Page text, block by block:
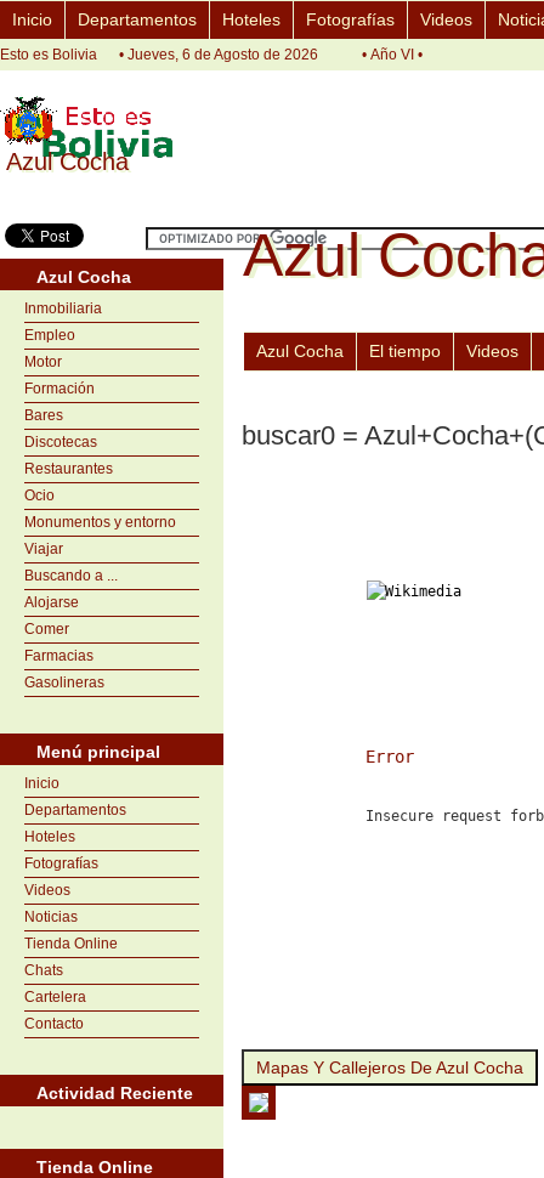
Azul Cocha
Azul Cocha
Inicio Departamentos Hoteles Fotografías Videos
Esto es Bolivia • Jueves, 6 de Agosto de 2026 • Año VI •
Azul Cocha
Inmobiliaria
Empleo
Motor
Formación
Bares
Discotecas
Restaurantes
Ocio
Monumentos y entorno
Viajar
Buscando a ...
Alojarse
Comer
Farmacias
Gasolineras
Menú principal
Inicio
Departamentos
Hoteles
Fotografías
Videos
Noticias
Tienda Online
Chats
Cartelera
Contacto
Actividad Reciente
Tienda Online
Azul
Azul
Azul Cocha El tiempo Videos
buscar0 =
Error
Insecure request
Mapas Y Callejeros De Azul Cocha